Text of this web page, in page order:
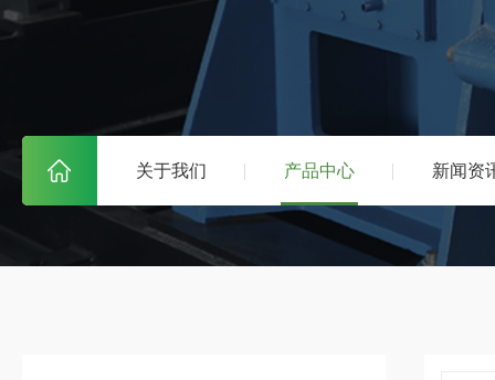
关于我们 产品中心 新闻资